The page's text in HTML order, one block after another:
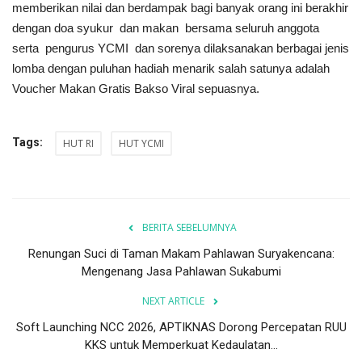
memberikan nilai dan berdampak bagi banyak orang ini berakhir
dengan doa syukur dan makan bersama seluruh anggota
serta pengurus YCMI dan sorenya dilaksanakan berbagai jenis
lomba dengan puluhan hadiah menarik salah satunya adalah
Voucher Makan Gratis Bakso Viral sepuasnya.
Tags: HUT RI HUT YCMI
BERITA SEBELUMNYA
Renungan Suci di Taman Makam Pahlawan Suryakencana:
Mengenang Jasa Pahlawan Sukabumi
NEXT ARTICLE
Soft Launching NCC 2026, APTIKNAS Dorong Percepatan RUU
KKS untuk Memperkuat Kedaulatan...